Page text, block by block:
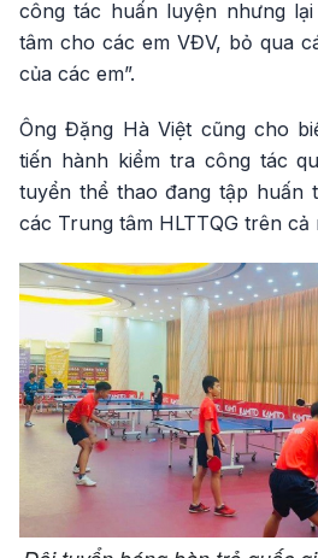
công tác huấn luyện nhưng
tâm cho các em VĐV, bỏ qua
của các em”.
Ông Đặng Hà Việt cũng cho
tiến hành kiểm tra công tác
tuyển thể thao đang tập huấn
các Trung tâm HLTTQG trên cả